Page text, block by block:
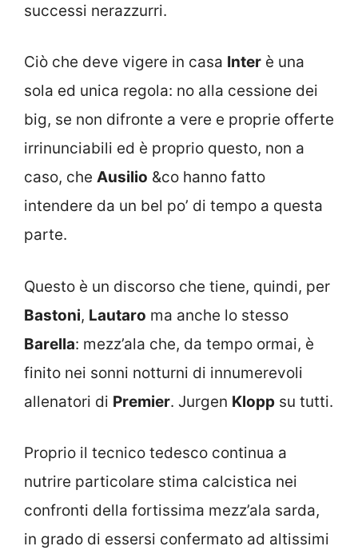
successi nerazzurri.
Ciò che deve vigere in casa Inter è una
sola ed unica regola: no alla cessione dei
big, se non difronte a vere e proprie offerte
irrinunciabili ed è proprio questo, non a
caso, che Ausilio &co hanno fatto
intendere da un bel po’ di tempo a questa
parte.
Questo è un discorso che tiene, quindi, per
Bastoni, Lautaro ma anche lo stesso
Barella: mezz’ala che, da tempo ormai, è
finito nei sonni notturni di innumerevoli
allenatori di Premier. Jurgen Klopp su tutti.
Proprio il tecnico tedesco continua a
nutrire particolare stima calcistica nei
confronti della fortissima mezz’ala sarda,
in grado di essersi confermato ad altissimi